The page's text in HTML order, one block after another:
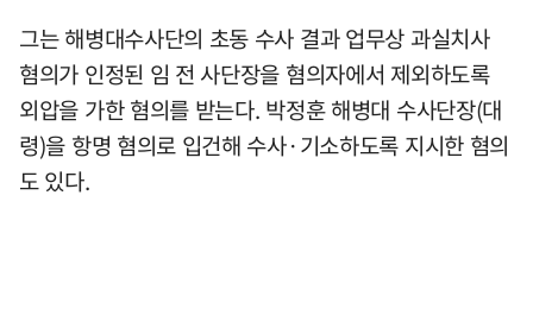
그는 해병대수사단의 초동 수사 결과 업무상 과실치사
혐의가 인정된 임 전 사단장을 혐의자에서 제외하도록
외압을 가한 혐의를 받는다. 박정훈 해병대 수사단장(대
령)을 항명 혐의로 입건해 수사·기소하도록 지시한 혐의
도 있다.